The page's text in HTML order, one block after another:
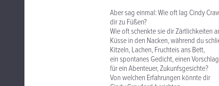
Aber sag einmal: Wie oft lag Cindy
dir zu Füßen?
Wie oft schenkte sie dir Zärtlichkeiten
Küsse in den Nacken, während du
Kitzeln, Lachen, Fruchteis ans Bett,
ein spontanes Gedicht, einen Vorschlag
für ein Abenteuer, Zukunfsgesichte?
Von welchen Erfahrungen könnte dir